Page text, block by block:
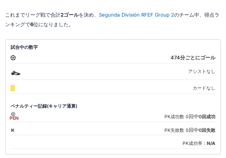
これまでリーグ戦で合計2ゴールを決め、 Segunda División RFEF Group 2のチーム中、得点ラ
ンキングで6位になりました。
試合中の数字
474分ごとにゴール
アシストなし
カードなし
ペナルティー記録(キャリア通算)
PEN PK成功数 0回中0回成功
PK失敗数 0回中0回失敗
PK成功率：N/A